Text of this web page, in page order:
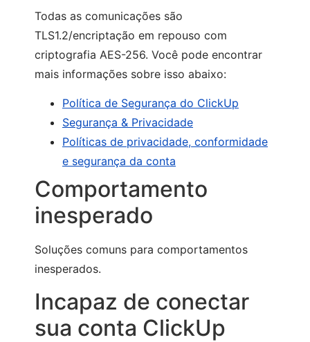
Todas as comunicações são
TLS1.2/encriptação em repouso com
criptografia AES-256. Você pode encontrar
mais informações sobre isso abaixo:
Política de Segurança do ClickUp
Segurança & Privacidade
Políticas de privacidade, conformidade
e segurança da conta
Comportamento
inesperado
Soluções comuns para comportamentos
inesperados.
Incapaz de conectar
sua conta ClickUp